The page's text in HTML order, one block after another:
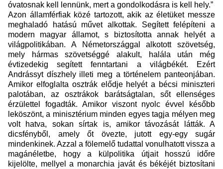
óvatosnak kell lennünk, mert a gondolkodásra is kell hely.”
Azon államférfiak közé tartozott, akik az életüket messze
meghaladó hatású művet alkottak. Segített felépíteni a
modern magyar államot, s biztosította annak helyét a
világpolitikában. A Németországgal alkotott szövetség,
mely hármas szövetséggé alakult, halála után még
évtizedekig segített fenntartani a világbékét. Ezért
Andrássyt díszhely illeti meg a történelem panteonjában.
Amikor elfoglalta osztrák elődje helyét a bécsi miniszteri
palotában, az osztrákok barátságtalan, sőt ellenséges
érzülettel fogadták. Amikor viszont nyolc évvel később
leköszönt, a minisztérium minden egyes tagja mélyen meg
volt hatva, sokan sírtak is, amikor távozását látták. A
dicsfényből, amely őt övezte, jutott egy-egy sugár
mindenkinek. Azzal a fölemelő tudattal vonulhatott vissza a
magánéletbe, hogy a külpolitika útjait hosszú időre
kijelölte, mellyel a monarchia javát és békéjét biztosítani